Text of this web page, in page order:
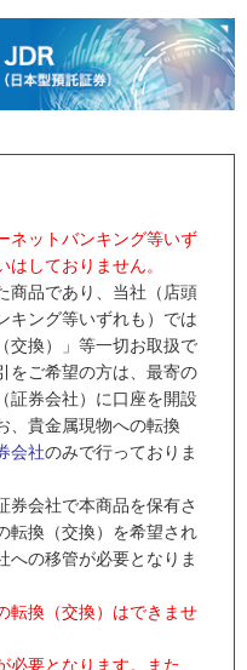
ネットバンキング等いず
しておりません。
商品であり、当社（店頭
キング等いずれも）では
交換）」等一切お取扱で
をご希望の方は、最寄の
証券会社）に口座を開設
、貴金属現物への転換
会社のみで行っておりま
券会社で本商品を保有さ
転換（交換）を希望され
への移管が必要となりま
転換（交換）はできませ
要となります。また、